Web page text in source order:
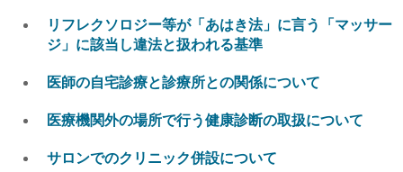
リフレクソロジー等が「あはき法」に言う「マッサー
ジ」に該当し違法と扱われる基準
医師の自宅診療と診療所との関係について
医療機関外の場所で行う健康診断の取扱について
サロンでのクリニック併設について